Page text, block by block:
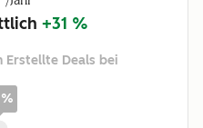
+31 %
Erstellte Deals bei